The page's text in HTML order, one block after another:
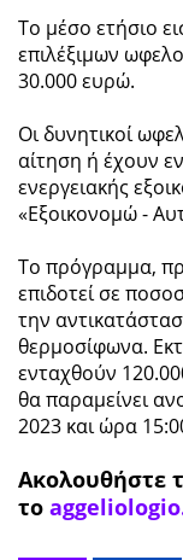
Το μέσο ετήσιο
επιλέξιμων
30.000 ευρώ.
Οι δυνητικοί
αίτηση ή έχουν
ενεργειακής
«Εξοικονομώ -
Το πρόγραμμα,
επιδοτεί σε
την
θερμοσίφωνα.
ενταχθούν
θα παραμείνει
2023 και ώρα
Ακολουθήστε
το